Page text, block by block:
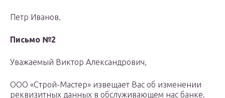
Петр Иванов.
Письмо №2
Уважаемый Виктор Александрович,
ООО «Строй-Мастер» извещает Вас об изменении
реквизитных данных в обслуживающем нас банке.